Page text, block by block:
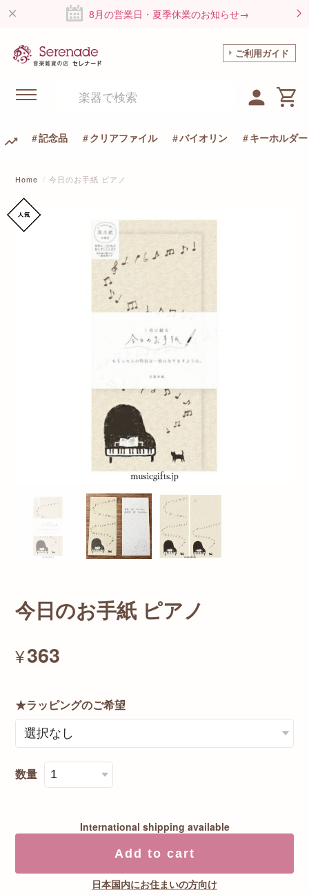
8月の営業日・夏季休業のお知らせ→
ご利用ガイド
記念品 クリアファイル バイオリン キーホルダー
Home 今日のお手紙 ピアノ
今日のお手紙 ピアノ
¥363
★ラッピングのご希望
数量
International shipping available
Add to cart
日本国内にお住まいの方向け